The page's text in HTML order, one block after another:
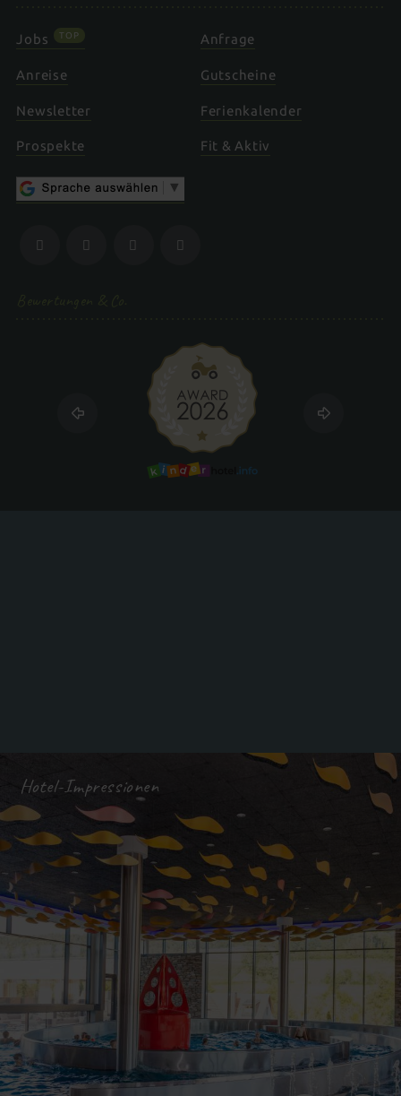
Jobs TOP Anfrage
Anreise Gutscheine
Newsletter Ferienkalender
Prospekte Fit & Aktiv
Hotel-Impressionen